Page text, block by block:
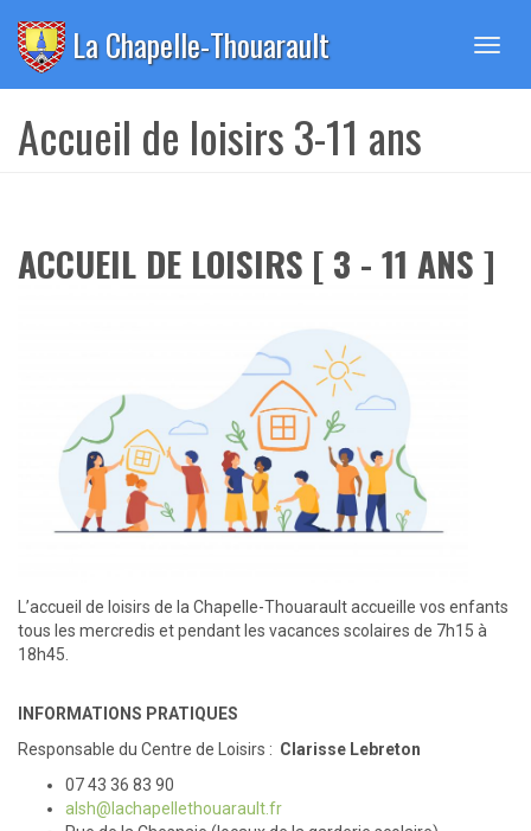
La Chapelle-Thouarault
Accueil de loisirs 3-11 ans
ACCUEIL DE LOISIRS [ 3 - 11 ANS ]
L’accueil de loisirs de la Chapelle-Thouarault accueille vos enfants
tous les mercredis et pendant les vacances scolaires de 7h15 à
18h45.
INFORMATIONS PRATIQUES
Responsable du Centre de Loisirs : Clarisse Lebreton
07 43 36 83 90
alsh@lachapellethouarault.fr